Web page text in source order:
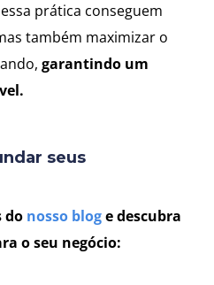
prática conseguem
também maximizar o
garantindo um
seus
do nosso bloge descubra
o seu negócio: